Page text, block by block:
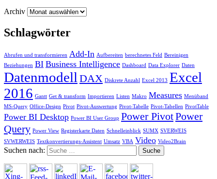
Archiv
Schlagwörter
Abrufen und transformieren Add-In Aufbereiten berechnetes Feld Bereinigen
Beziehungen BI Business Intelligence Dashboard Data Explorer Daten
Datenmodell DAX Diskrete Anzahl Excel 2013 Excel
2016 Gantt Get & transform Importieren Listen Makro Measures Menüband
MS-Query Office-Design Pivot Pivot-Auswertung Pivot-Tabelle Pivot-Tabellen PivotTable
Power BI Desktop Power BI User Group Power PivotPower
Query Power View Registerkarte Daten Schnelleinblick SUMX SVERWEIS
SVWERWEIS Textkonvertierungs-Assistent Umsatz VBA Video Video2Brain
Suchen nach: